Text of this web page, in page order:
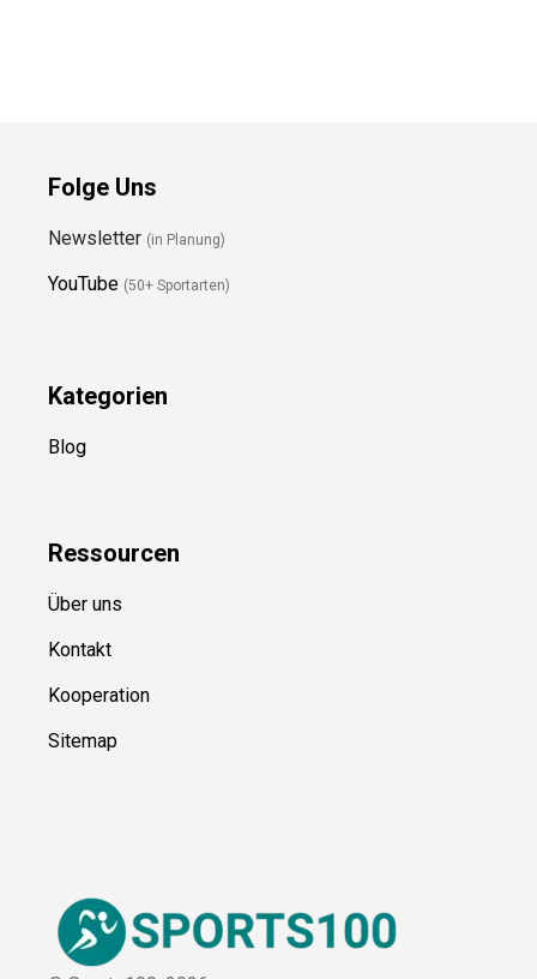
Folge Uns
Newsletter (in Planung)
YouTube (50+ Sportarten)
Kategorien
Blog
Ressourcen
Über uns
Kontakt
Kooperation
Sitemap